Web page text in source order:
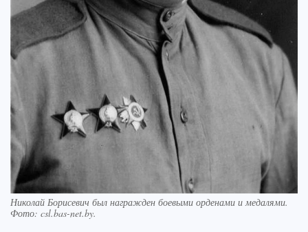
Николай Борисевич был награжден боевыми орденами и медалями.
Фото: csl.bas-net.by.